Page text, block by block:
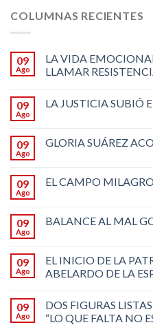
COLUMNAS RECIENTES
09
Ago
LA VIDA
LLAMAR
09
Ago
LA JUSTICIA SUBIÓ
09
Ago
GLORIA SUÁREZ
09
Ago
EL CAMPO
09
Ago
BALANCE AL MAL
09
Ago
EL INICIO DE LA
ABELARDO DE LA
09
Ago
DOS FIGURAS
“LO QUE FALTA NO